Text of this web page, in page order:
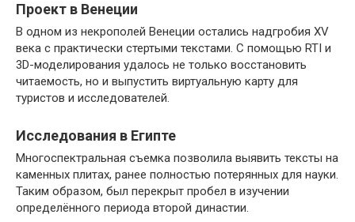
Проект в Венеции
В одном из некрополей Венеции остались надгробия XV
века с практически стертыми текстами. С помощью RTI и
3D-моделирования удалось не только восстановить
читаемость, но и выпустить виртуальную карту для
туристов и исследователей.
Исследования в Египте
Многоспектральная съемка позволила выявить тексты на
каменных плитах, ранее полностью потерянных для науки.
Таким образом, был перекрыт пробел в изучении
определённого периода второй династии.